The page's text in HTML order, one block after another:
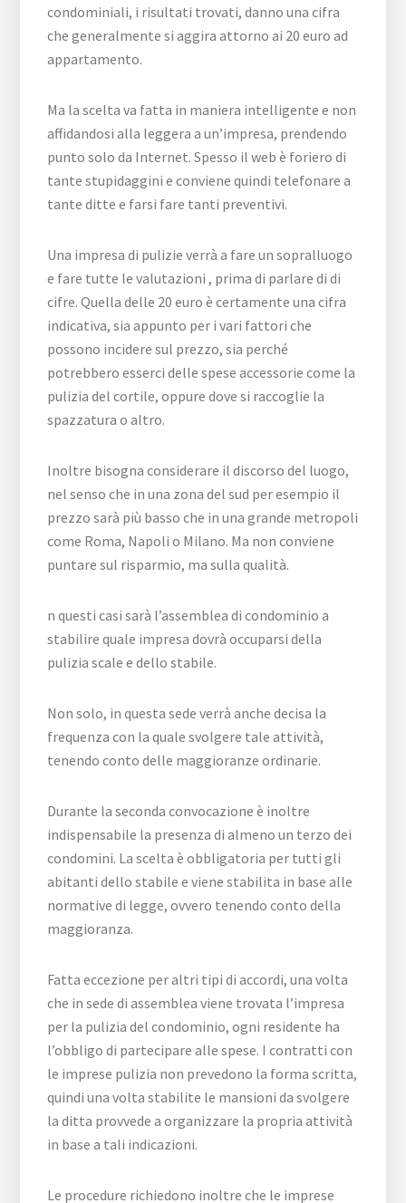
condominiali, i risultati trovati, danno una cifra
che generalmente si aggira attorno ai 20 euro ad
appartamento.
Ma la scelta va fatta in maniera intelligente e non
affidandosi alla leggera a un’impresa, prendendo
punto solo da Internet. Spesso il web è foriero di
tante stupidaggini e conviene quindi telefonare a
tante ditte e farsi fare tanti preventivi.
Una impresa di pulizie verrà a fare un sopralluogo
e fare tutte le valutazioni , prima di parlare di di
cifre. Quella delle 20 euro è certamente una cifra
indicativa, sia appunto per i vari fattori che
possono incidere sul prezzo, sia perché
potrebbero esserci delle spese accessorie come la
pulizia del cortile, oppure dove si raccoglie la
spazzatura o altro.
Inoltre bisogna considerare il discorso del luogo,
nel senso che in una zona del sud per esempio il
prezzo sarà più basso che in una grande metropoli
come Roma, Napoli o Milano. Ma non conviene
puntare sul risparmio, ma sulla qualità.
n questi casi sarà l’assemblea di condominio a
stabilire quale impresa dovrà occuparsi della
pulizia scale e dello stabile.
Non solo, in questa sede verrà anche decisa la
frequenza con la quale svolgere tale attività,
tenendo conto delle maggioranze ordinarie.
Durante la seconda convocazione è inoltre
indispensabile la presenza di almeno un terzo dei
condomini. La scelta è obbligatoria per tutti gli
abitanti dello stabile e viene stabilita in base alle
normative di legge, ovvero tenendo conto della
maggioranza.
Fatta eccezione per altri tipi di accordi, una volta
che in sede di assemblea viene trovata l’impresa
per la pulizia del condominio, ogni residente ha
l’obbligo di partecipare alle spese. I contratti con
le imprese pulizia non prevedono la forma scritta,
quindi una volta stabilite le mansioni da svolgere
la ditta provvede a organizzare la propria attività
in base a tali indicazioni.
Le procedure richiedono inoltre che le imprese